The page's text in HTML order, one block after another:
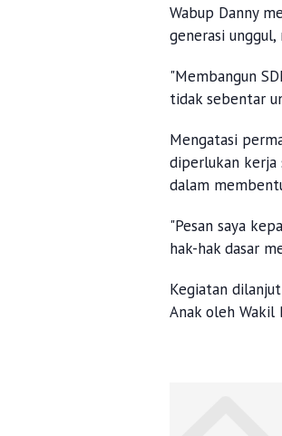
Wabup Danny
generasi
"Membangun
tidak sebentar
Mengatasi
diperlukan kerja
dalam
"Pesan saya
hak-hak dasar
Kegiatan
Anak oleh Wakil